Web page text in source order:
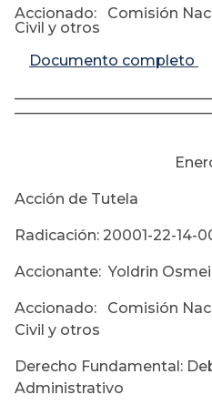
Accionado: Comisión
Civil y otros
Documento completo
Enero 25
Acción de Tutela
Radicación: 20001-22-14-
Accionante: Yoldrin
Accionado: Comisión
Civil y otros
Derecho Fundamental:
Administrativo